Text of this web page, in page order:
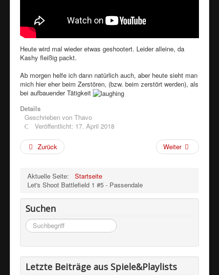
Heute wird mal wieder etwas geshootert. Leider alleine, da
Kashy fleißig packt.
Ab morgen helfe ich dann natürlich auch, aber heute sieht man
mich hier eher beim Zerstören, (bzw. beim zerstört werden), als
bei aufbauender Tätigkeit
Details
Geschrieben von Thavo
Veröffentlicht: 17. April 2018
Zurück Weiter
Aktuelle Seite:
Startseite
Let's Shoot Battlefield 1 #5 - Passendale
Suchen
Suchen
...
Letzte Beiträge aus Spiele&Playlists